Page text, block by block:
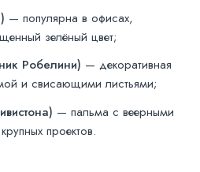
— популярна в офисах,
зелёный цвет;
Робелини) — декоративная
и свисающими листьями;
— пальма с веерными
проектов.